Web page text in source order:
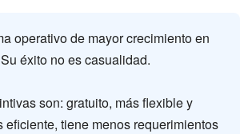
operativo de mayor crecimiento en
éxito no es casualidad.
son: gratuito, más flexible y
eficiente, tiene menos requerimientos